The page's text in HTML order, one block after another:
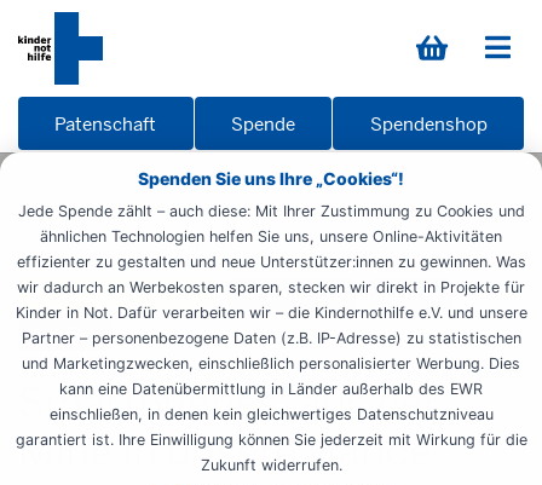
Spenden Sie uns Ihre „Cookies“!
Jede Spende zählt – auch diese: Mit Ihrer Zustimmung zu Cookies und
ähnlichen Technologien helfen Sie uns, unsere Online-Aktivitäten
effizienter zu gestalten und neue Unterstützer:innen zu gewinnen. Was
wir dadurch an Werbekosten sparen, stecken wir direkt in Projekte für
Kinder in Not. Dafür verarbeiten wir – die Kindernothilfe e.V. und unsere
Partner – personenbezogene Daten (z.B. IP-Adresse) zu statistischen
und Marketingzwecken, einschließlich personalisierter Werbung. Dies
kann eine Datenübermittlung in Länder außerhalb des EWR
einschließen, in denen kein gleichwertiges Datenschutzniveau
garantiert ist. Ihre Einwilligung können Sie jederzeit mit Wirkung für die
Zukunft widerrufen.
Patenschaft Spende Spendenshop
Startseite Informieren Materialien
Übersicht
ActionKidz
Smartphones
ActionKidz-Material Action!Kidz
Lehrer
Schüler
Smartphones: aus der
Mine in unsere Hände